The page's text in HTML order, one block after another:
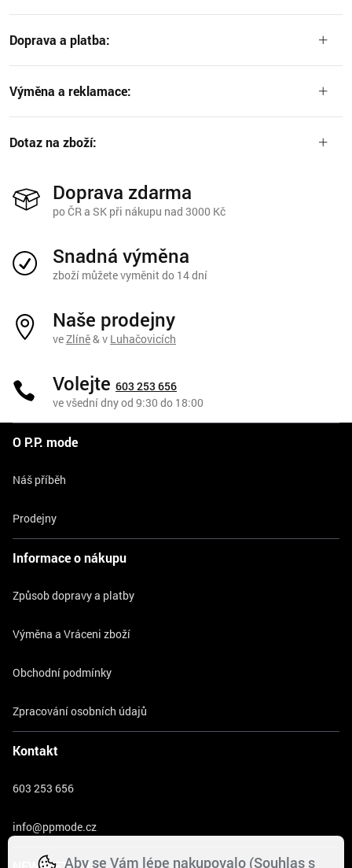
Doprava a platba:
Výměna a reklamace:
Dotaz na zboží:
Doprava zdarma
po ČR a SK při nákupu nad 3000 Kč
Snadná výměna
zboží můžete vyměnit do 14 dní
Naše prodejny
veZlíně& v Luhačovicích
Volejte 603 253 656
ve všední dny od 9:30 do 18:00
O P.P. mode
Náš příběh
Prodejny
Informace o nákupu
Způsob dopravy a platby
Výměna a Vráceni zboží
Obchodní podmínky
Zpracování osobních údajů
Kontakt
603 253 656
info@ppmode.cz
Aby se Vám lépe nakupovalo (Souhlas s